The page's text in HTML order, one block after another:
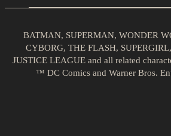
BATMAN, SUPERMAN, WONDER
CYBORG, THE FLASH,
JUSTICE LEAGUE and all related
™ DC Comics and Warner Bros.